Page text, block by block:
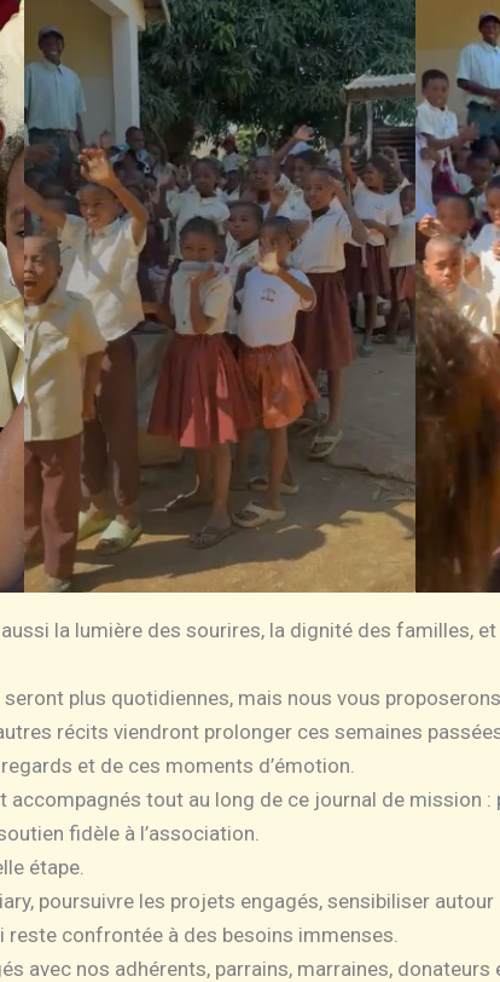
la lumière des sourires, la dignité des familles, et
plus quotidiennes, mais nous vous
récits viendront prolonger ces semaines
et de ces moments d’émotion.
tout au long de ce journal de mission :
fidèle à l’association.
étape.
poursuivre les projets engagés, sensibiliser
confrontée à des besoins immenses.
avec nos adhérents, parrains, marraines, donateurs